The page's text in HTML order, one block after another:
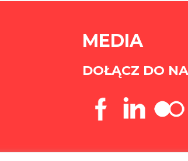
MEDIA
DOŁĄCZ DO